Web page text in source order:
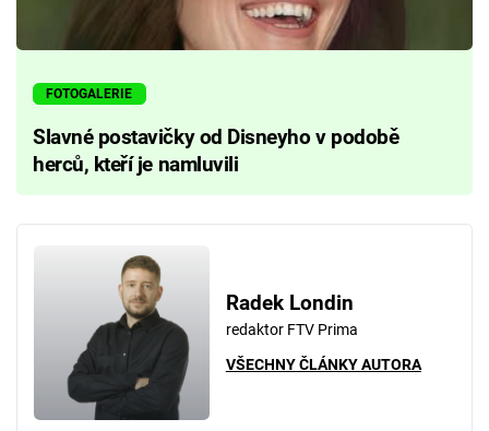
FOTOGALERIE
Slavné postavičky od Disneyho v podobě
herců, kteří je namluvili
Radek Londin
redaktor FTV Prima
VŠECHNY ČLÁNKY AUTORA